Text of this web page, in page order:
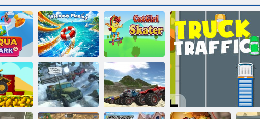
io
Planificarea
colacului de
salvare
Pisica Fată
Skater